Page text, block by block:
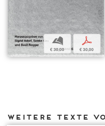
b
€ 30,00
p
€ 30,00